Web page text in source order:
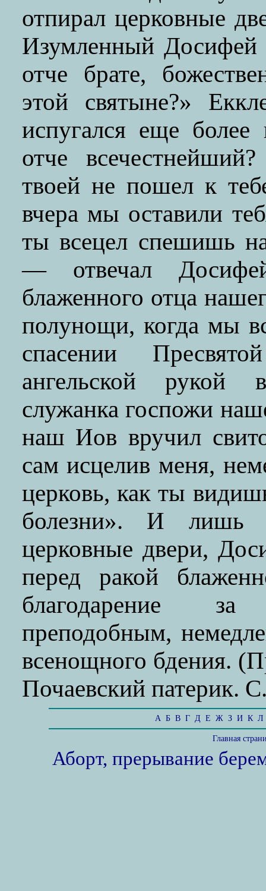
отпирал церковные
Изумленный Досифей
отче брате,
этой святыне?»
испугался еще
отче
твоей не пошел к
вчера мы оставили
ты всецел спешишь
— отвечал
блаженного отца
полунощи, когда мы
спасении
ангельской рукой
служанка госпожи
наш Иов вручил
сам исцелив меня,
церковь, как ты
болезни». И лишь
церковные двери,
перед ракой
благодарение
преподобным,
всенощного бдения.
Почаевский патерик.
А Б В Г Д Е Ж З И К Л
Главная
Аборт, прерывание